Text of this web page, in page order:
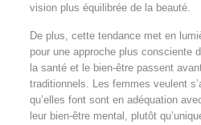
vision plus équilibrée de la beauté.
De plus, cette tendance met en
pour une approche plus consciente
la santé et le bien-être passent
traditionnels. Les femmes veulent
qu’elles font sont en adéquation
leur bien-être mental, plutôt